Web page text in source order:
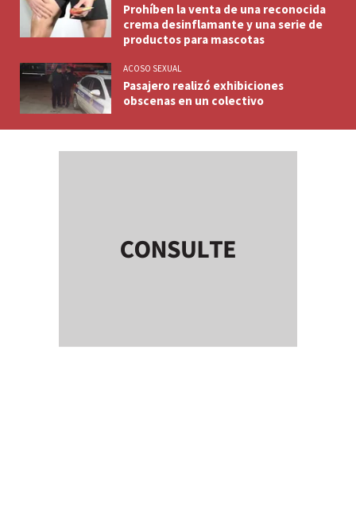
Prohíben la venta de una reconocida
crema desinflamante y una serie de
productos para mascotas
ACOSO SEXUAL
Pasajero realizó exhibiciones
obscenas en un colectivo